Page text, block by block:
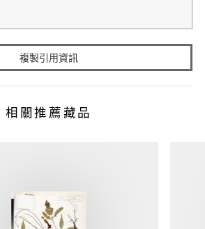
複製引用資訊
相關推薦藏品